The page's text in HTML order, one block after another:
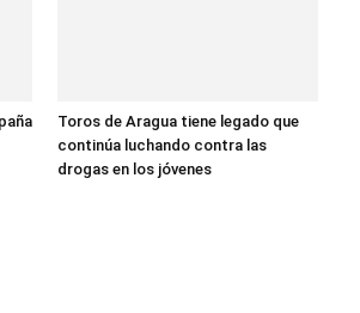
Toros de Aragua tiene legado que
continúa luchando contra las
drogas en los jóvenes